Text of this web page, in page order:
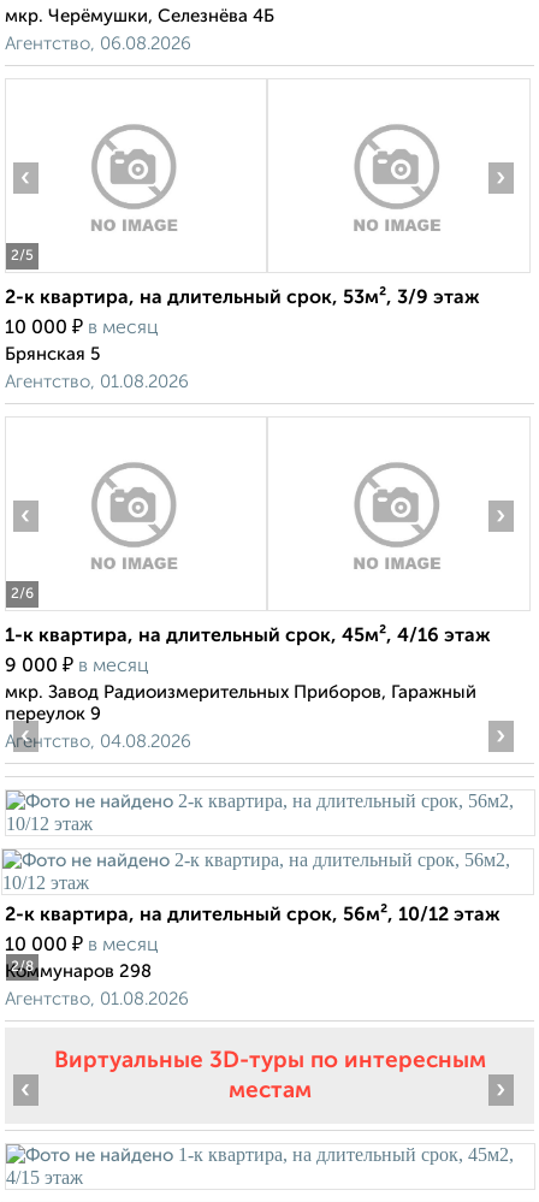
мкр. Черёмушки, Селезнёва 4Б
Агентство, 06.08.2026
2/5
‹ ›
2-к квартира, на длительный срок, 53м², 3/9 этаж
10 000 ₽ в месяц
Брянская 5
Агентство, 01.08.2026
2/6
‹ ›
1-к квартира, на длительный срок, 45м², 4/16 этаж
9 000 ₽ в месяц
мкр. Завод Радиоизмерительных Приборов, Гаражный
переулок 9
Агентство, 04.08.2026
2/8
‹ ›
2-к квартира, на длительный срок, 56м², 10/12 этаж
10 000 ₽ в месяц
Коммунаров 298
Агентство, 01.08.2026
Виртуальные 3D-туры по интересным
местам
‹ ›